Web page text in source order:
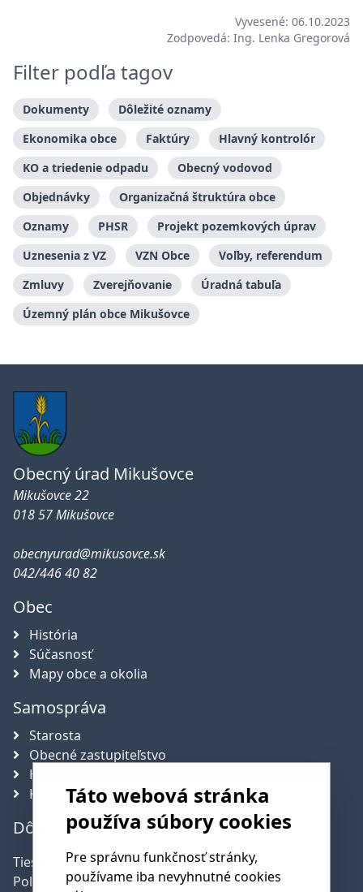
Vyvesené: 06.10.2023
Zodpovedá: Ing. Lenka Gregorová
Filter podľa tagov
Dokumenty
Dôležité oznamy
Ekonomika obce
Faktúry
Hlavný kontrolór
KO a triedenie odpadu
Obecný vodovod
Objednávky
Organizačná štruktúra obce
Oznamy
PHSR
Projekt pozemkových úprav
Uznesenia z VZ
VZN Obce
Voľby, referendum
Zmluvy
Zverejňovanie
Úradná tabuľa
Územný plán obce Mikušovce
Obecný úrad Mikušovce
Mikušovce 22
018 57 Mikušovce
obecnyurad@mikusovce.sk
042/446 40 82
Obec
História
Súčasnosť
Mapy obce a okolia
Samospráva
Starosta
Obecné zastupiteľstvo
Hlavný kontrolór obce
Komisie
Dôležité telefónne čísla
Tiesňová linka:112
Polícia:
158
Táto webová stránka
používa súbory cookies
Pre správnu funkčnosť stránky,
používame iba nevyhnutné cookies